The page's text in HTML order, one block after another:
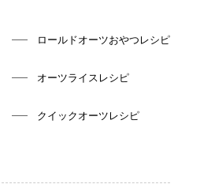
ロールドオーツおやつレシピ
オーツライスレシピ
クイックオーツレシピ